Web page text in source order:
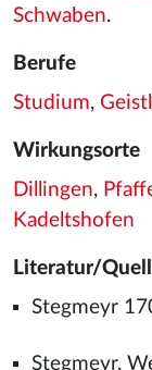
Schwaben.
Berufe
Studium,
Wirkungsorte
Dillingen,
Kadeltshofen
Literatur/
Stegmeyr
Stegmeyr,